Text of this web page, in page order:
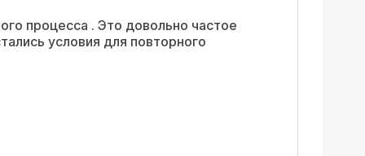
закончились они вот вчера.
процесса . Это довольно частое
условия для повторного